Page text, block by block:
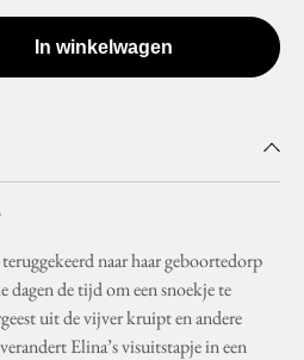
In winkelwagen
naar haar geboortedorp
de tijd om een snoekje te
uit de vijver kruipt en andere
Elina’s visuitstapje in een